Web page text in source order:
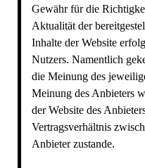
Gewähr für die
Aktualität der
Inhalte der Website
Nutzers. Namentlich
die Meinung des
Meinung des Anbieters
der Website des
Vertragsverhältnis
Anbieter zustande.